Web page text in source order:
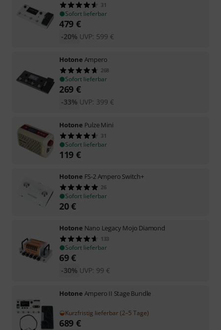
31
Sofort lieferbar
479 €
UVP: 599 €
-20%
Hotone Ampero
268
Sofort lieferbar
269 €
UVP: 399 €
-33%
Hotone Pulze Mini
31
Sofort lieferbar
119 €
Hotone FS-2 Ampero Switch+
26
Sofort lieferbar
20€
Hotone Nano Legacy Mojo Diamond
133
Sofort lieferbar
69€
UVP: 99 €
-30%
Hotone Ampero II Stage Bundle
Kurzfristig lieferbar (2–5 Tage)
689 €